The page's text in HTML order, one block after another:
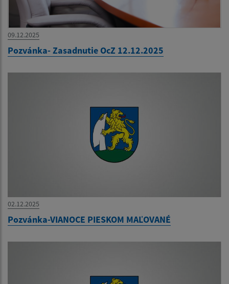
09.12.2025
Pozvánka- Zasadnutie OcZ 12.12.2025
02.12.2025
Pozvánka-VIANOCE PIESKOM MAĽOVANÉ